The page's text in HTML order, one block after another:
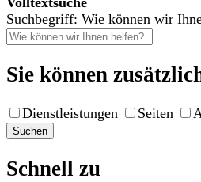
Suchbegriff: Wie können wir
Sie können
Dienstleistungen Seiten
Suchen
Schnell zu